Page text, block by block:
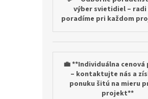
výber svietidiel – radi
poradíme pri každom
💼 **Individuálna cenová
– kontaktujte nás a
ponuku šitú na mieru
projekt**